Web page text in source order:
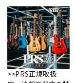
>>PRS正規取扱